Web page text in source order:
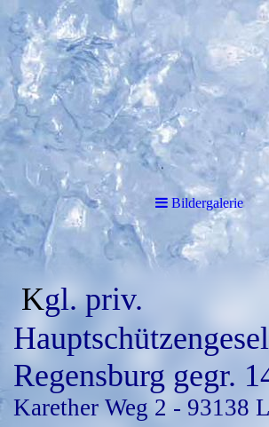
Bildergalerie
Kgl. priv.
Regensburg gegr.
Karether Weg 2 - 93138